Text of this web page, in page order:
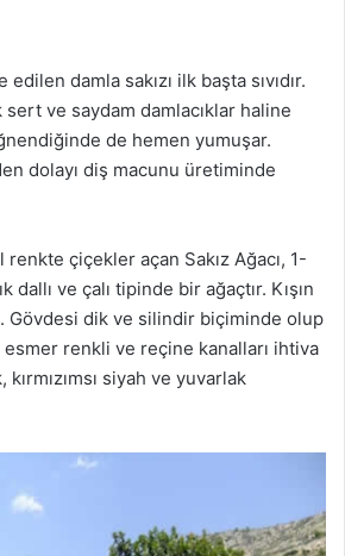
edilen damla sakızı ilk başta sıvıdır.
ve saydam damlacıklar haline
de hemen yumuşar.
dolayı diş macunu üretiminde
renkte çiçekler açan Sakız Ağacı, 1-
dallı ve çalı tipinde bir ağaçtır. Kışın
Gövdesi dik ve silindir biçiminde olup
esmer renkli ve reçine kanalları ihtiva
siyah ve yuvarlak